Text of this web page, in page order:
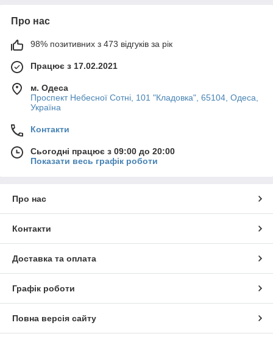
Про нас
98% позитивних з 473 відгуків за рік
Працює з 17.02.2021
м. Одеса
Проспект Небесної Сотні, 101 "Кладовка", 65104, Одеса,
Україна
Контакти
Сьогодні працює з 09:00 до 20:00
Показати весь графік роботи
Про нас
Контакти
Доставка та оплата
Графік роботи
Повна версія сайту